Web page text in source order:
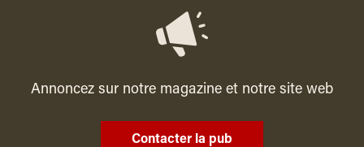
Annoncez sur notre magazine et notre site web
Contacter la pub